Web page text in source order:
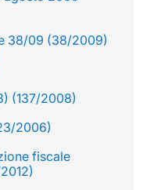
38/09 (38/2009)
(137/2008)
2006)
fiscale